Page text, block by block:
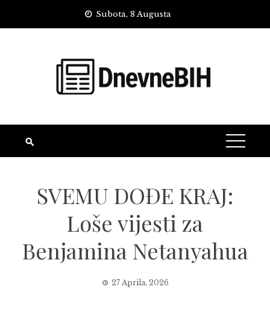
Subota, 8 Augusta
SVEMU DOĐE KRAJ:
Loše vijesti za
Benjamina Netanyahua
27 Aprila, 2026